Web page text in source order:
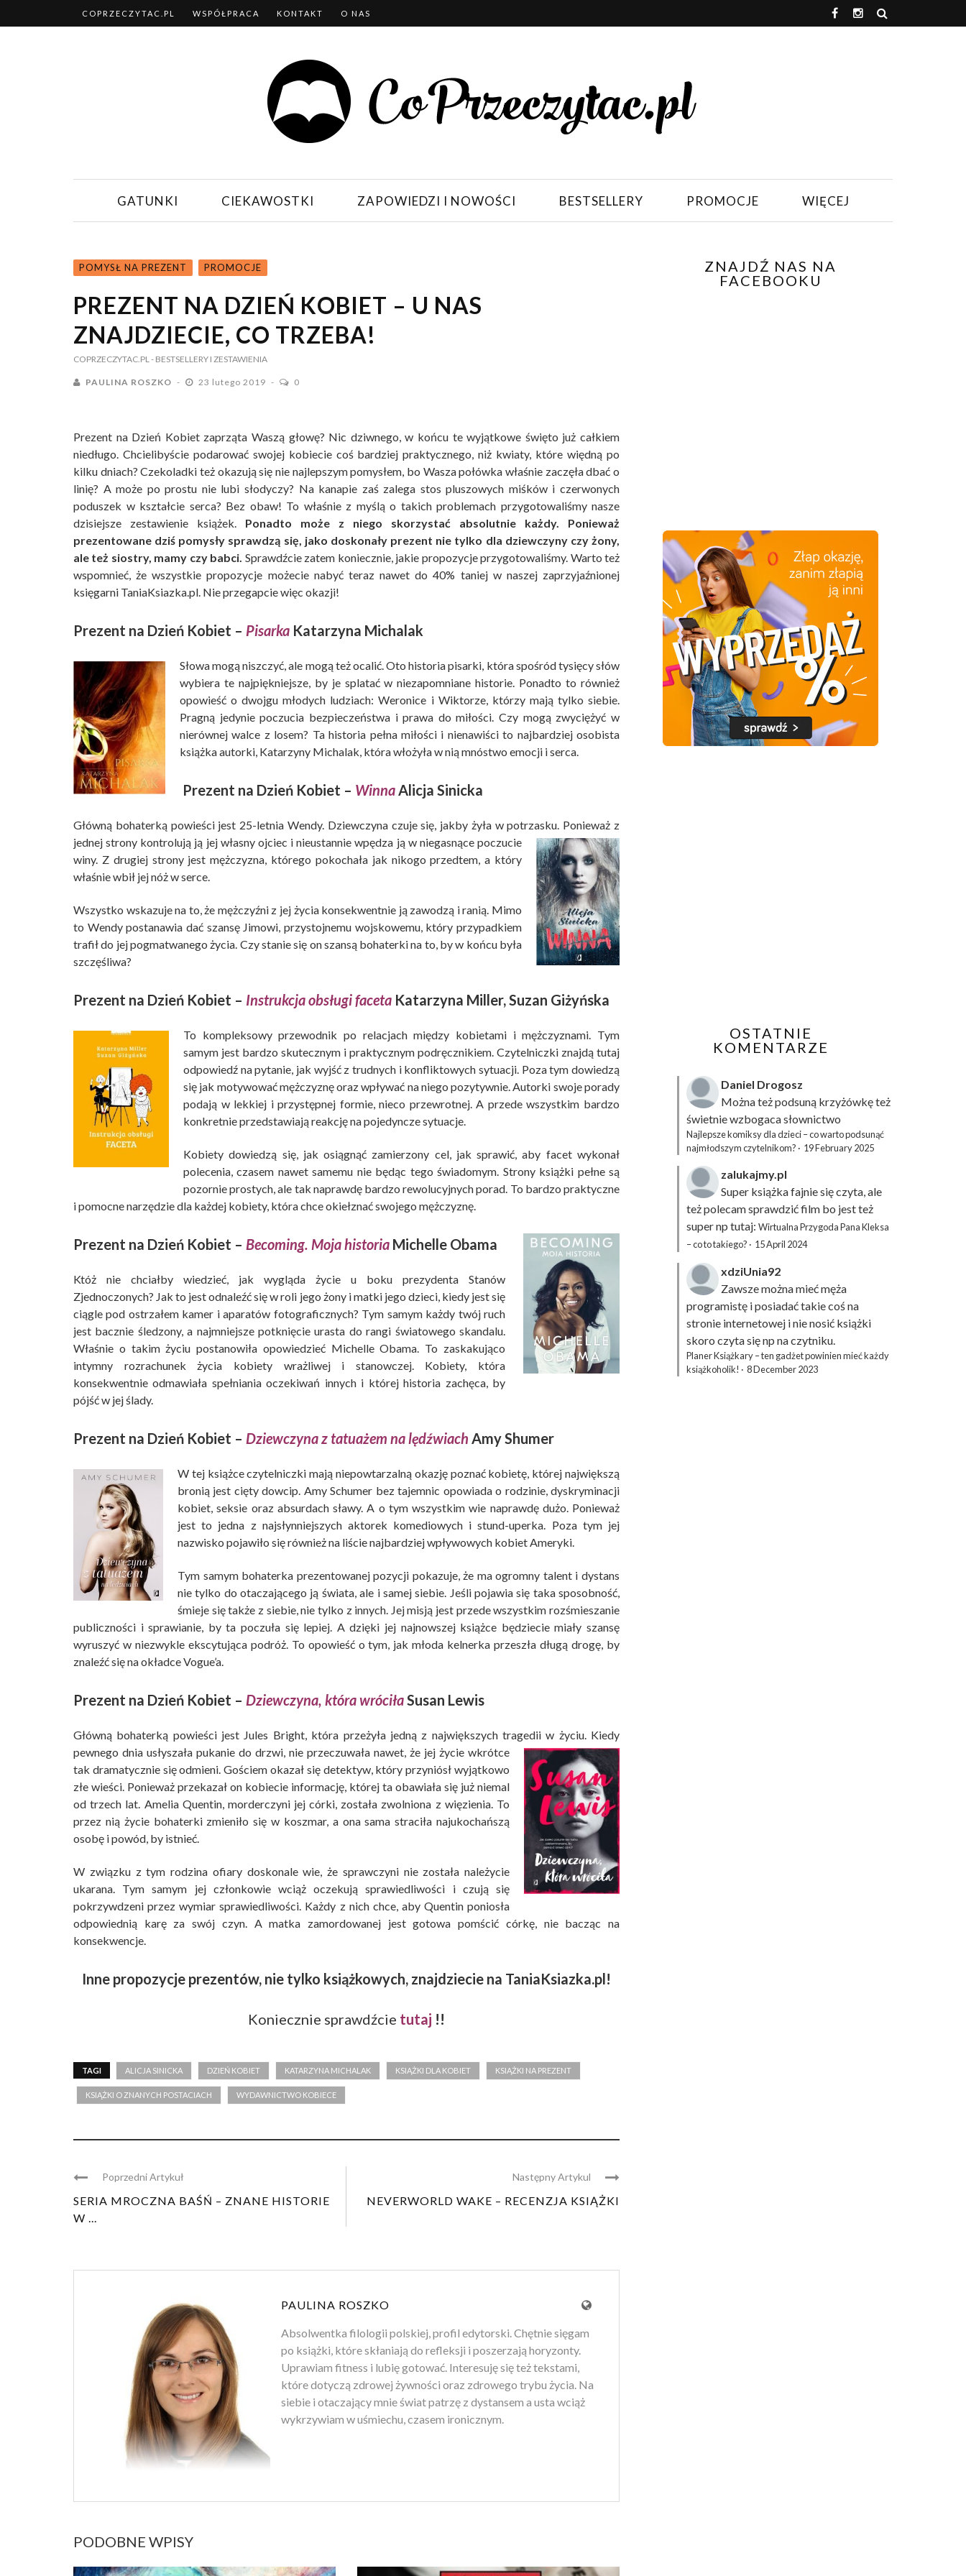
COPRZECZYTAC.PL WSPÓŁPRACA KONTAKT O NAS
GATUNKI CIEKAWOSTKI ZAPOWIEDZI I NOWOŚCI BESTSELLERY PROMOCJE WIĘCEJ
POMYSŁ NA PREZENT PROMOCJE
PREZENT NA DZIEŃ KOBIET – U NAS
ZNAJDZIECIE, CO TRZEBA!
COPRZECZYTAC.PL- BESTSELLERY I ZESTAWIENIA
PAULINA ROSZKO 23 lutego 2019 0
Prezent na Dzień Kobiet zaprząta Waszą głowę? Nic dziwnego, w końcu te wyjątkowe święto już całkiem
niedługo. Chcielibyście podarować swojej kobiecie coś bardziej praktycznego, niż kwiaty, które więdną po
kilku dniach? Czekoladki też okazują się nie najlepszym pomysłem, bo Wasza połówka właśnie zaczęła dbać o
linię? A może po prostu nie lubi słodyczy? Na kanapie zaś zalega stos pluszowych miśków i czerwonych
poduszek w kształcie serca? Bez obaw! To właśnie z myślą o takich problemach przygotowaliśmy nasze
dzisiejsze zestawienie książek. Ponadto może z niego skorzystać absolutnie każdy. Ponieważ
prezentowane dziś pomysły sprawdzą się, jako doskonały prezent nie tylko dla dziewczyny czy żony,
ale też siostry, mamy czy babci. Sprawdźcie zatem koniecznie, jakie propozycje przygotowaliśmy. Warto też
wspomnieć, że wszystkie propozycje możecie nabyć teraz nawet do 40% taniej w naszej zaprzyjaźnionej
księgarni TaniaKsiazka.pl. Nie przegapcie więc okazji!
Prezent na Dzień Kobiet – Pisarka Katarzyna Michalak
Słowa mogą niszczyć, ale mogą też ocalić. Oto historia pisarki, która spośród tysięcy słów
wybiera te najpiękniejsze, by je splatać w niezapomniane historie. Ponadto to również
opowieść o dwojgu młodych ludziach: Weronice i Wiktorze, którzy mają tylko siebie.
Pragną jedynie poczucia bezpieczeństwa i prawa do miłości. Czy mogą zwyciężyć w
nierównej walce z losem? Ta historia pełna miłości i nienawiści to najbardziej osobista
książka autorki, Katarzyny Michalak, która włożyła w nią mnóstwo emocji i serca.
Prezent na Dzień Kobiet – WinnaAlicja Sinicka
Główną bohaterką powieści jest 25-letnia Wendy. Dziewczyna czuje się, jakby żyła w potrzasku. Ponieważ z
jednej strony kontrolują ją jej własny ojciec i nieustannie wpędza ją w niegasnące poczucie
winy. Z drugiej strony jest mężczyzna, którego pokochała jak nikogo przedtem, a który
właśnie wbił jej nóż w serce.
Wszystko wskazuje na to, że mężczyźni z jej życia konsekwentnie ją zawodzą i ranią. Mimo
to Wendy postanawia dać szansę Jimowi, przystojnemu wojskowemu, który przypadkiem
trafił do jej pogmatwanego życia. Czy stanie się on szansą bohaterki na to, by w końcu była
szczęśliwa?
Prezent na Dzień Kobiet – Instrukcja obsługi faceta Katarzyna Miller, Suzan Giżyńska
To kompleksowy przewodnik po relacjach między kobietami i mężczyznami. Tym
samym jest bardzo skutecznym i praktycznym podręcznikiem. Czytelniczki znajdą tutaj
odpowiedź na pytanie, jak wyjść z trudnych i konfliktowych sytuacji. Poza tym dowiedzą
się jak motywować mężczyznę oraz wpływać na niego pozytywnie. Autorki swoje porady
podają w lekkiej i przystępnej formie, nieco przewrotnej. A przede wszystkim bardzo
konkretnie przedstawiają reakcję na pojedyncze sytuacje.
Kobiety dowiedzą się, jak osiągnąć zamierzony cel, jak sprawić, aby facet wykonał
polecenia, czasem nawet samemu nie będąc tego świadomym. Strony książki pełne są
pozornie prostych, ale tak naprawdę bardzo rewolucyjnych porad. To bardzo praktyczne
i pomocne narzędzie dla każdej kobiety, która chce okiełznać swojego mężczyznę.
Prezent na Dzień Kobiet – Becoming. Moja historia Michelle Obama
Któż nie chciałby wiedzieć, jak wygląda życie u boku prezydenta Stanów
Zjednoczonych? Jak to jest odnaleźć się w roli jego żony i matki jego dzieci, kiedy jest się
ciągle pod ostrzałem kamer i aparatów fotograficznych? Tym samym każdy twój ruch
jest bacznie śledzony, a najmniejsze potknięcie urasta do rangi światowego skandalu.
Właśnie o takim życiu postanowiła opowiedzieć Michelle Obama. To zaskakująco
intymny rozrachunek życia kobiety wrażliwej i stanowczej. Kobiety, która
konsekwentnie odmawiała spełniania oczekiwań innych i której historia zachęca, by
pójść w jej ślady.
Prezent na Dzień Kobiet – Dziewczyna z tatuażem na lędźwiach Amy Shumer
W tej książce czytelniczki mają niepowtarzalną okazję poznać kobietę, której największą
bronią jest cięty dowcip. Amy Schumer bez tajemnic opowiada o rodzinie, dyskryminacji
kobiet, seksie oraz absurdach sławy. A o tym wszystkim wie naprawdę dużo. Ponieważ
jest to jedna z najsłynniejszych aktorek komediowych i stund-uperka. Poza tym jej
nazwisko pojawiło się również na liście najbardziej wpływowych kobiet Ameryki.
Tym samym bohaterka prezentowanej pozycji pokazuje, że ma ogromny talent i dystans
nie tylko do otaczającego ją świata, ale i samej siebie. Jeśli pojawia się taka sposobność,
śmieje się także z siebie, nie tylko z innych. Jej misją jest przede wszystkim rozśmieszanie
publiczności i sprawianie, by ta poczuła się lepiej. A dzięki jej najnowszej książce będziecie miały szansę
wyruszyć w niezwykle ekscytująca podróż. To opowieść o tym, jak młoda kelnerka przeszła długą drogę, by
znaleźć się na okładce Vogue’a.
Prezent na Dzień Kobiet – Dziewczyna, która wróciłaSusan Lewis
Główną bohaterką powieści jest Jules Bright, która przeżyła jedną z największych tragedii w życiu. Kiedy
pewnego dnia usłyszała pukanie do drzwi, nie przeczuwała nawet, że jej życie wkrótce
tak dramatycznie się odmieni. Gościem okazał się detektyw, który przyniósł wyjątkowo
złe wieści. Ponieważ przekazał on kobiecie informację, której ta obawiała się już niemal
od trzech lat. Amelia Quentin, morderczyni jej córki, została zwolniona z więzienia. To
przez nią życie bohaterki zmieniło się w koszmar, a ona sama straciła najukochańszą
osobę i powód, by istnieć.
W związku z tym rodzina ofiary doskonale wie, że sprawczyni nie została należycie
ukarana. Tym samym jej członkowie wciąż oczekują sprawiedliwości i czują się
pokrzywdzeni przez wymiar sprawiedliwości. Każdy z nich chce, aby Quentin poniosła
odpowiednią karę za swój czyn. A matka zamordowanej jest gotowa pomścić córkę, nie bacząc na
konsekwencje.
Inne propozycje prezentów, nie tylko książkowych, znajdziecie na TaniaKsiazka.pl!
Koniecznie sprawdźcie tutaj !!
TAGI ALICJA SINICKA DZIEŃ KOBIET KATARZYNA MICHALAK KSIĄŻKI DLA KOBIET KSIĄŻKI NA PREZENT
KSIĄŻKI O ZNANYCH POSTACIACH WYDAWNICTWO KOBIECE
Poprzedni Artykuł
SERIA MROCZNA BAŚŃ – ZNANE HISTORIE
W ...
Następny Artykul
NEVERWORLD WAKE – RECENZJA KSIĄŻKI
PAULINA ROSZKO
Absolwentka filologii polskiej, profil edytorski. Chętnie sięgam
po książki, które skłaniają do refleksji i poszerzają horyzonty.
Uprawiam fitness i lubię gotować. Interesuję się też tekstami,
które dotyczą zdrowej żywności oraz zdrowego trybu życia. Na
siebie i otaczający mnie świat patrzę z dystansem a usta wciąż
wykrzywiam w uśmiechu, czasem ironicznym.
PODOBNE WPISY
ZNAJDŹ NAS NA
FACEBOOKU
OSTATNIE
KOMENTARZE
Daniel Drogosz
Można też podsuną krzyżówkęteż
świetnie wzbogaca słownictwo
Najlepsze komiksy dla dzieci – co warto podsunąć
najmłodszym czytelnikom? · 19 February 2025
zalukajmy.pl
Super książka fajnie się czyta, ale
też polecam sprawdzić film bo jest też
super np tutaj: Wirtualna Przygoda Pana Kleksa
– co to takiego? · 15 April 2024
xdziUnia92
Zawsze można mieć męża
programistę i posiadać takie coś na
stronie internetowej i nie nosić książki
skoro czyta się np na czytniku.
Planer Książkary – ten gadżet powinien mieć każdy
książkoholik! · 8 December 2023